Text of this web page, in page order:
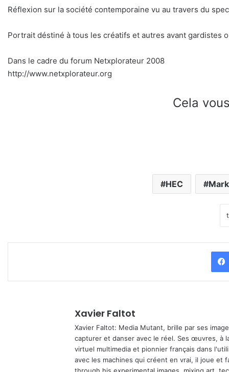
Réflexion sur la société contemporaine vu au travers du
Portrait déstiné à tous les créatifs et autres avant gardistes
Dans le cadre du forum Netxplorateur 2008
http://www.netxplorateur.org
Cela
HEC
Xavier Faltot
Xavier Faltot: Media Mutant, brille par ses
capturer et danser avec le réel. Ses œuvres, à
virtuel multimedia et pionnier français dans
avec les machines qui créent en vrai, il joue et